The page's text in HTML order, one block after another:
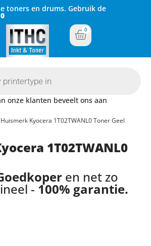
toners en drums. Gebruik de
0
onze klanten beveelt ons aan
Kyocera 1T02TWANL0 Toner Geel
1T02TWANL0
en net zo
- 100% garantie.